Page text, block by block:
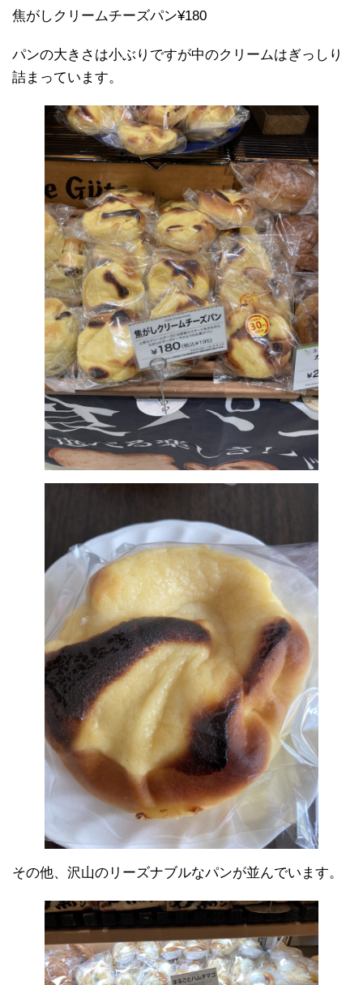
焦がしクリームチーズパン¥180
パンの大きさは小ぶりですが中のクリームはぎっしり
詰まっています。
その他、沢山のリーズナブルなパンが並んでいます。